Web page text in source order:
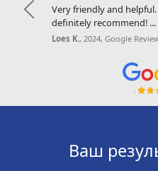
Very friendly and
definitely recommend! ...
Loes K., 2024, Google
Previous
Ваш